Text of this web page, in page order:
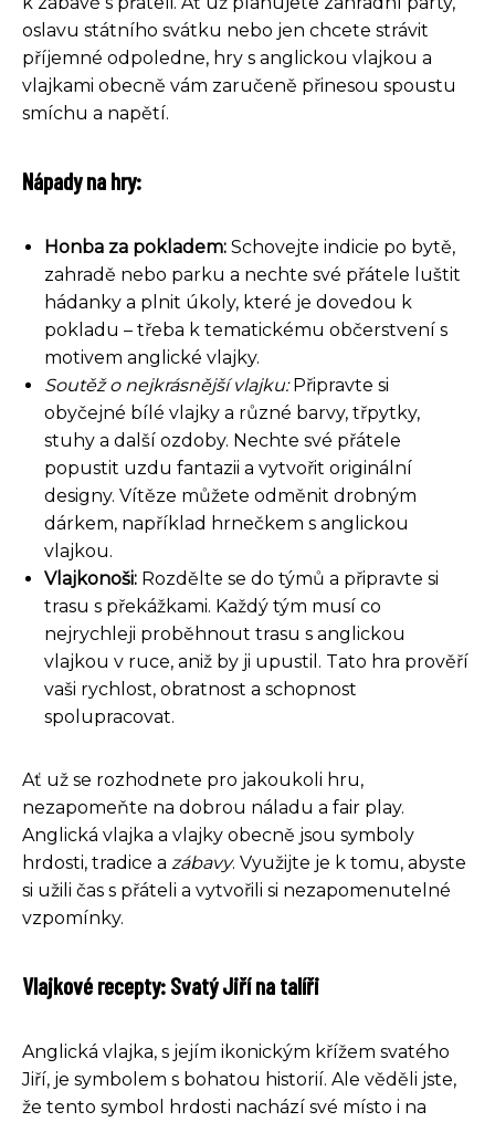
oslavu státního svátku nebo jen chcete strávit
příjemné odpoledne, hry s anglickou vlajkou a
vlajkami obecně vám zaručeně přinesou spoustu
smíchu a napětí.
Nápady na hry:
Honba za pokladem: Schovejte indicie po bytě,
zahradě nebo parku a nechte své přátele luštit
hádanky a plnit úkoly, které je dovedou k
pokladu – třeba k tematickému občerstvení s
motivem anglické vlajky.
Soutěž o nejkrásnější vlajku:Připravte si
obyčejné bílé vlajky a různé barvy, třpytky,
stuhy a další ozdoby. Nechte své přátele
popustit uzdu fantazii a vytvořit originální
designy. Vítěze můžete odměnit drobným
dárkem, například hrnečkem s anglickou
vlajkou.
Vlajkonoši: Rozdělte se do týmů a připravte si
trasu s překážkami. Každý tým musí co
nejrychleji proběhnout trasu s anglickou
vlajkou v ruce, aniž by ji upustil. Tato hra prověří
vaši rychlost, obratnost a schopnost
spolupracovat.
Ať už se rozhodnete pro jakoukoli hru,
nezapomeňte na dobrou náladu a fair play.
Anglická vlajka a vlajky obecně jsou symboly
hrdosti, tradice a zábavy. Využijte je k tomu, abyste
si užili čas s přáteli a vytvořili si nezapomenutelné
vzpomínky.
Vlajkové recepty: Svatý Jiří na talíři
Anglická vlajka, s jejím ikonickým křížem svatého
Jiří, je symbolem s bohatou historií. Ale věděli jste,
že tento symbol hrdosti nachází své místo i na